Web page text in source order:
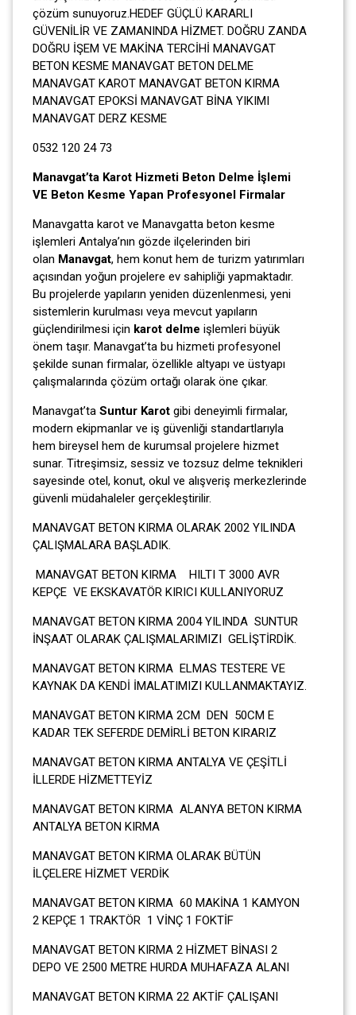
çözüm sunuyoruz.HEDEF GÜÇLÜ KARARLI
GÜVENİLİR VE ZAMANINDA HİZMET. DOĞRU ZANDA
DOĞRU İŞEM VE MAKİNA TERCİHİ MANAVGAT
BETON KESME MANAVGAT BETON DELME
MANAVGAT KAROT MANAVGAT BETON KIRMA
MANAVGAT EPOKSİ MANAVGAT BİNA YIKIMI
MANAVGAT DERZ KESME
0532 120 24 73
Manavgat’ta Karot Hizmeti Beton Delme İşlemi
VE Beton Kesme Yapan Profesyonel Firmalar
Manavgatta karot ve Manavgatta beton kesme
işlemleri Antalya’nın gözde ilçelerinden biri
olan Manavgat, hem konut hem de turizm yatırımları
açısından yoğun projelere ev sahipliği yapmaktadır.
Bu projelerde yapıların yeniden düzenlenmesi, yeni
sistemlerin kurulması veya mevcut yapıların
güçlendirilmesi için karot delme işlemleri büyük
önem taşır. Manavgat’ta bu hizmeti profesyonel
şekilde sunan firmalar, özellikle altyapı ve üstyapı
çalışmalarında çözüm ortağı olarak öne çıkar.
Manavgat’ta Suntur Karot gibi deneyimli firmalar,
modern ekipmanlar ve iş güvenliği standartlarıyla
hem bireysel hem de kurumsal projelere hizmet
sunar. Titreşimsiz, sessiz ve tozsuz delme teknikleri
sayesinde otel, konut, okul ve alışveriş merkezlerinde
güvenli müdahaleler gerçekleştirilir.
MANAVGAT BETON KIRMA OLARAK 2002 YILINDA
ÇALIŞMALARA BAŞLADIK.
MANAVGAT BETON KIRMA HILTI T 3000 AVR
KEPÇE VE EKSKAVATÖR KIRICI KULLANIYORUZ
MANAVGAT BETON KIRMA 2004 YILINDA SUNTUR
İNŞAAT OLARAK ÇALIŞMALARIMIZI GELİŞTİRDİK.
MANAVGAT BETON KIRMA ELMAS TESTERE VE
KAYNAK DA KENDİ İMALATIMIZI KULLANMAKTAYIZ.
MANAVGAT BETON KIRMA 2CM DEN 50CM E
KADAR TEK SEFERDE DEMİRLİ BETON KIRARIZ
MANAVGAT BETON KIRMA ANTALYA VE ÇEŞİTLİ
İLLERDE HİZMETTEYİZ
MANAVGAT BETON KIRMA ALANYA BETON KIRMA
ANTALYA BETON KIRMA
MANAVGAT BETON KIRMA OLARAK BÜTÜN
İLÇELERE HİZMET VERDİK
MANAVGAT BETON KIRMA 60 MAKİNA 1 KAMYON
2 KEPÇE 1 TRAKTÖR 1 VİNÇ 1 FOKTİF
MANAVGAT BETON KIRMA 2 HİZMET BİNASI 2
DEPO VE 2500 METRE HURDA MUHAFAZA ALANI
MANAVGAT BETON KIRMA 22 AKTİF ÇALIŞANI